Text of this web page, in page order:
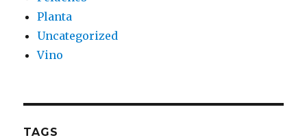
Planta
Uncategorized
Vino
TAGS